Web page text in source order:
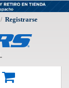
/ Registrarse